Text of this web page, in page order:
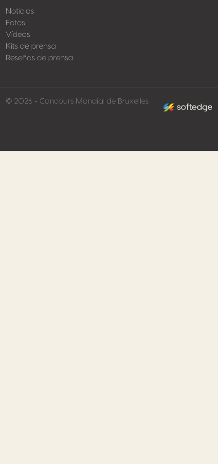
Noticias
Fotos
Vídeos
Kits de prensa
Reseñas de prensa
© 2026 - Concours Mondial de Bruxelles